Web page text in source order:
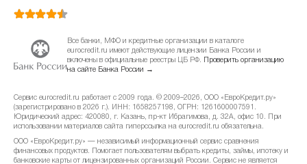
Все банки, МФО и кредитные организации в каталоге
eurocredit.ru имеют действующие лицензии Банка России и
включены в официальные реестры ЦБ РФ.
Проверить организацию
на сайте Банка России →
Сервис eurocredit.ru работает с 2009 года. © 2009–2026, ООО «ЕвроКредит.ру»
(зарегистрировано в 2026 г.). ИНН: 1658257198, ОГРН: 1261600007591.
Юридический адрес: 420080, г. Казань, пр-кт Ибрагимова, д. 32А, офис 10. При
использовании материалов сайта гиперссылка на eurocredit.ru обязательна.
ООО «ЕвроКредит.ру» — независимый информационный сервис сравнения
финансовых продуктов. Помогает пользователям выбрать кредиты, займы, ипотеку и
банковские карты от лицензированных организаций России. Сервис не является